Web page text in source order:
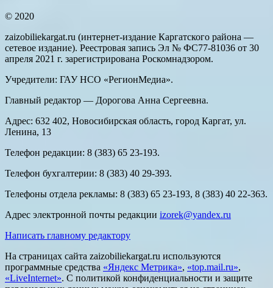
© 2020
zaizobiliekargat.ru (интернет-издание Каргатского района —
сетевое издание). Реестровая запись Эл № ФС77-81036 от 30
апреля 2021 г. зарегистрирована Роскомнадзором.
Учредители: ГАУ НСО «РегионМедиа».
Главный редактор — Дорогова Анна Сергеевна.
Адрес: 632 402, Новосибирская область, город Каргат, ул.
Ленина, 13
Телефон редакции: 8 (383) 65 23-193.
Телефон бухгалтерии: 8 (383) 40 29-393.
Телефоны отдела рекламы: 8 (383) 65 23-193, 8 (383) 40 22-363.
Адрес электронной почты редакции izorek@yandex.ru
Написать главному редактору
На страницах сайта zaizobiliekargat.ru используются
программные средства «Яндекс Метрика», «top.mail.ru»,
«LiveInternet». С политикой конфиденциальности и защите